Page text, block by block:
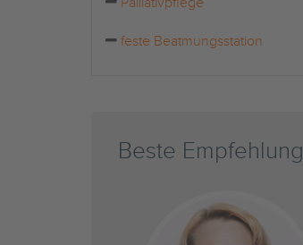
feste Beatmungsstation
Beste Empfehlung